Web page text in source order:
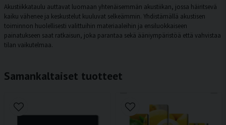
Akustiikkataulu auttavat luomaan yhtenäisemmän akustiikan, jossa häiritsevä
kaiku vähenee ja keskustelut kuuluvat selkeämmin. Yhdistämällä akustisen
toiminnon huolellisesti valittuihin materiaaleihin ja ensiluokkaiseen
painatukseen saat ratkaisun, joka parantaa sekä ääniympäristöä että vahvistaa
tilan vaikutelmaa.
Samankaltaiset tuotteet